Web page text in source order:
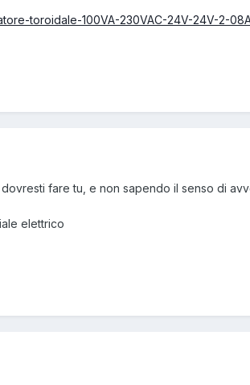
toroidale-100VA-230VAC-24V-24V-2-
fare tu, e non sapendo il senso di
elettrico